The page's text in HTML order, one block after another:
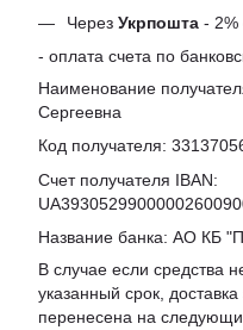
Через Укрпошта - 2%
- оплата счета по
Наименование
Сергеевна
Код получателя:
Счет получателя IBAN:
Название банка: АО КБ
В случае если средства
указанный срок,
перенесена на